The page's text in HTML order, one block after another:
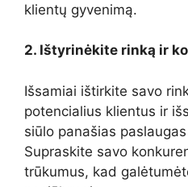
klientų gyvenimą.
2. Ištyrinėkite rinką ir
Išsamiai ištirkite savo
potencialius klientus ir
siūlo panašias
Supraskite savo
trūkumus, kad